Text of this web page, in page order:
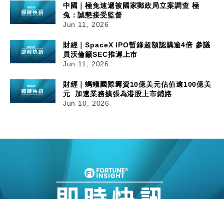
中國｜極兔速遞被國家郵政局立案調查 極
兔：誠懇接受監督
Jun 11, 2026
財經｜SpaceX IPO暫錄超額認購逾4倍 參議
員沃倫籲SEC推遲上市
Jun 11, 2026
財經｜螞蟻國際籌資10億美元估值逾100億美
元 加速業務擴張為港股上市鋪路
Jun 10, 2026